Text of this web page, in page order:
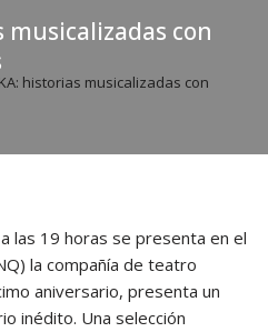
musicalizadas con
historias musicalizadas con
las 19 horas se presenta en el
la compañía de teatro
aniversario, presenta un
inédito. Una selección